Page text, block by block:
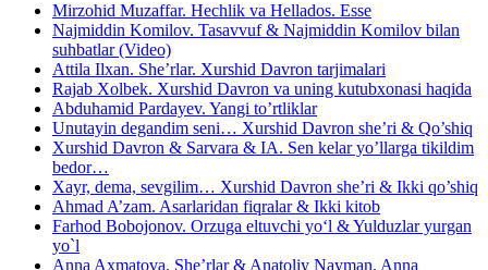
Mirzohid Muzaffar. Hechlik va Hellados. Esse
Najmiddin Komilov. Tasavvuf & Najmiddin Komilov bilan
suhbatlar (Video)
Attila Ilxan. She’rlar. Xurshid Davron tarjimalari
Rajab Xolbek. Xurshid Davron va uning kutubxonasi haqida
Abduhamid Pardayev. Yangi to’rtliklar
Unutayin degandim seni… Xurshid Davron she’ri & Qo’shiq
Xurshid Davron & Sarvara & IA. Sen kelar yo’llarga tikildim
bedor…
Xayr, dema, sevgilim… Xurshid Davron she’ri & Ikki qo’shiq
Ahmad A’zam. Asarlaridan fiqralar & Ikki kitob
Farhod Bobojonov. Orzuga eltuvchi yo‘l & Yulduzlar yurgan
yo`l
Anna Axmatova. She’rlar & Anatoliy Nayman. Anna